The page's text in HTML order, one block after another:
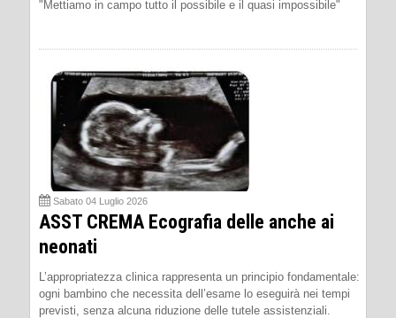
"Mettiamo in campo tutto il possibile e il quasi impossibile"
Sabato 04 Luglio 2026
ASST CREMA Ecografia delle anche ai
neonati
L’appropriatezza clinica rappresenta un principio fondamentale:
ogni bambino che necessita dell’esame lo eseguirà nei tempi
previsti, senza alcuna riduzione delle tutele assistenziali.